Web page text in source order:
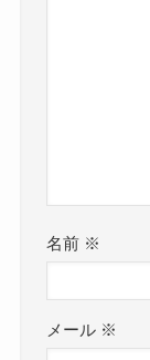
名前 ※
メール ※